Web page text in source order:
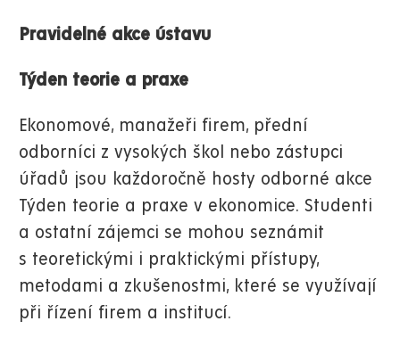
Pravidelné akce ústavu
Týden teorie a praxe
Ekonomové, manažeři firem, přední
odborníci z vysokých škol nebo zástupci
úřadů jsou každoročně hosty odborné akce
Týden teorie a praxe v ekonomice. Studenti
a ostatní zájemci se mohou seznámit
s teoretickými i praktickými přístupy,
metodami a zkušenostmi, které se využívají
při řízení firem a institucí.